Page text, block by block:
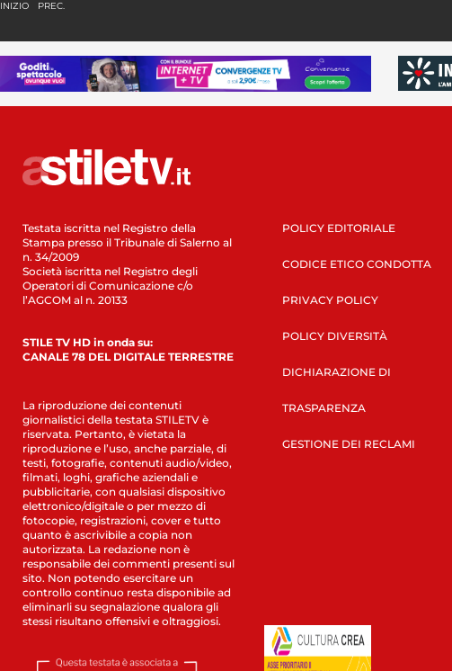
INIZIO PREC.
Testata iscritta nel Registro della
Stampa presso il Tribunale di Salerno al
n. 34/2009
Società iscritta nel Registro degli
Operatori di Comunicazione c/o
l’AGCOM al n. 20133
STILE TV HD in onda su:
CANALE 78 DEL DIGITALE TERRESTRE
La riproduzione dei contenuti
giornalistici della testata STILETV è
riservata. Pertanto, è vietata la
riproduzione e l’uso, anche parziale, di
testi, fotografie, contenuti audio/video,
filmati, loghi, grafiche aziendali e
pubblicitarie, con qualsiasi dispositivo
elettronico/digitale o per mezzo di
fotocopie, registrazioni, cover e tutto
quanto è ascrivibile a copia non
autorizzata. La redazione non è
responsabile dei commenti presenti sul
sito. Non potendo esercitare un
controllo continuo resta disponibile ad
eliminarli su segnalazione qualora gli
stessi risultano offensivi e oltraggiosi.
POLICY EDITORIALE
CODICE ETICO CONDOTTA
PRIVACY POLICY
POLICY DIVERSITÀ
DICHIARAZIONE DI
TRASPARENZA
GESTIONE DEI RECLAMI